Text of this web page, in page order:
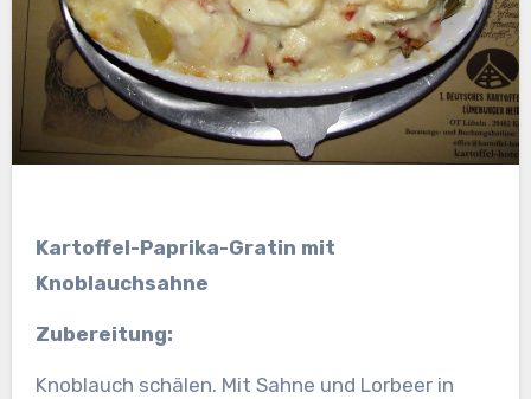
Kartoffel-Paprika-Gratin mit
Knoblauchsahne
Zubereitung:
Knoblauch schälen. Mit Sahne und Lorbeer in